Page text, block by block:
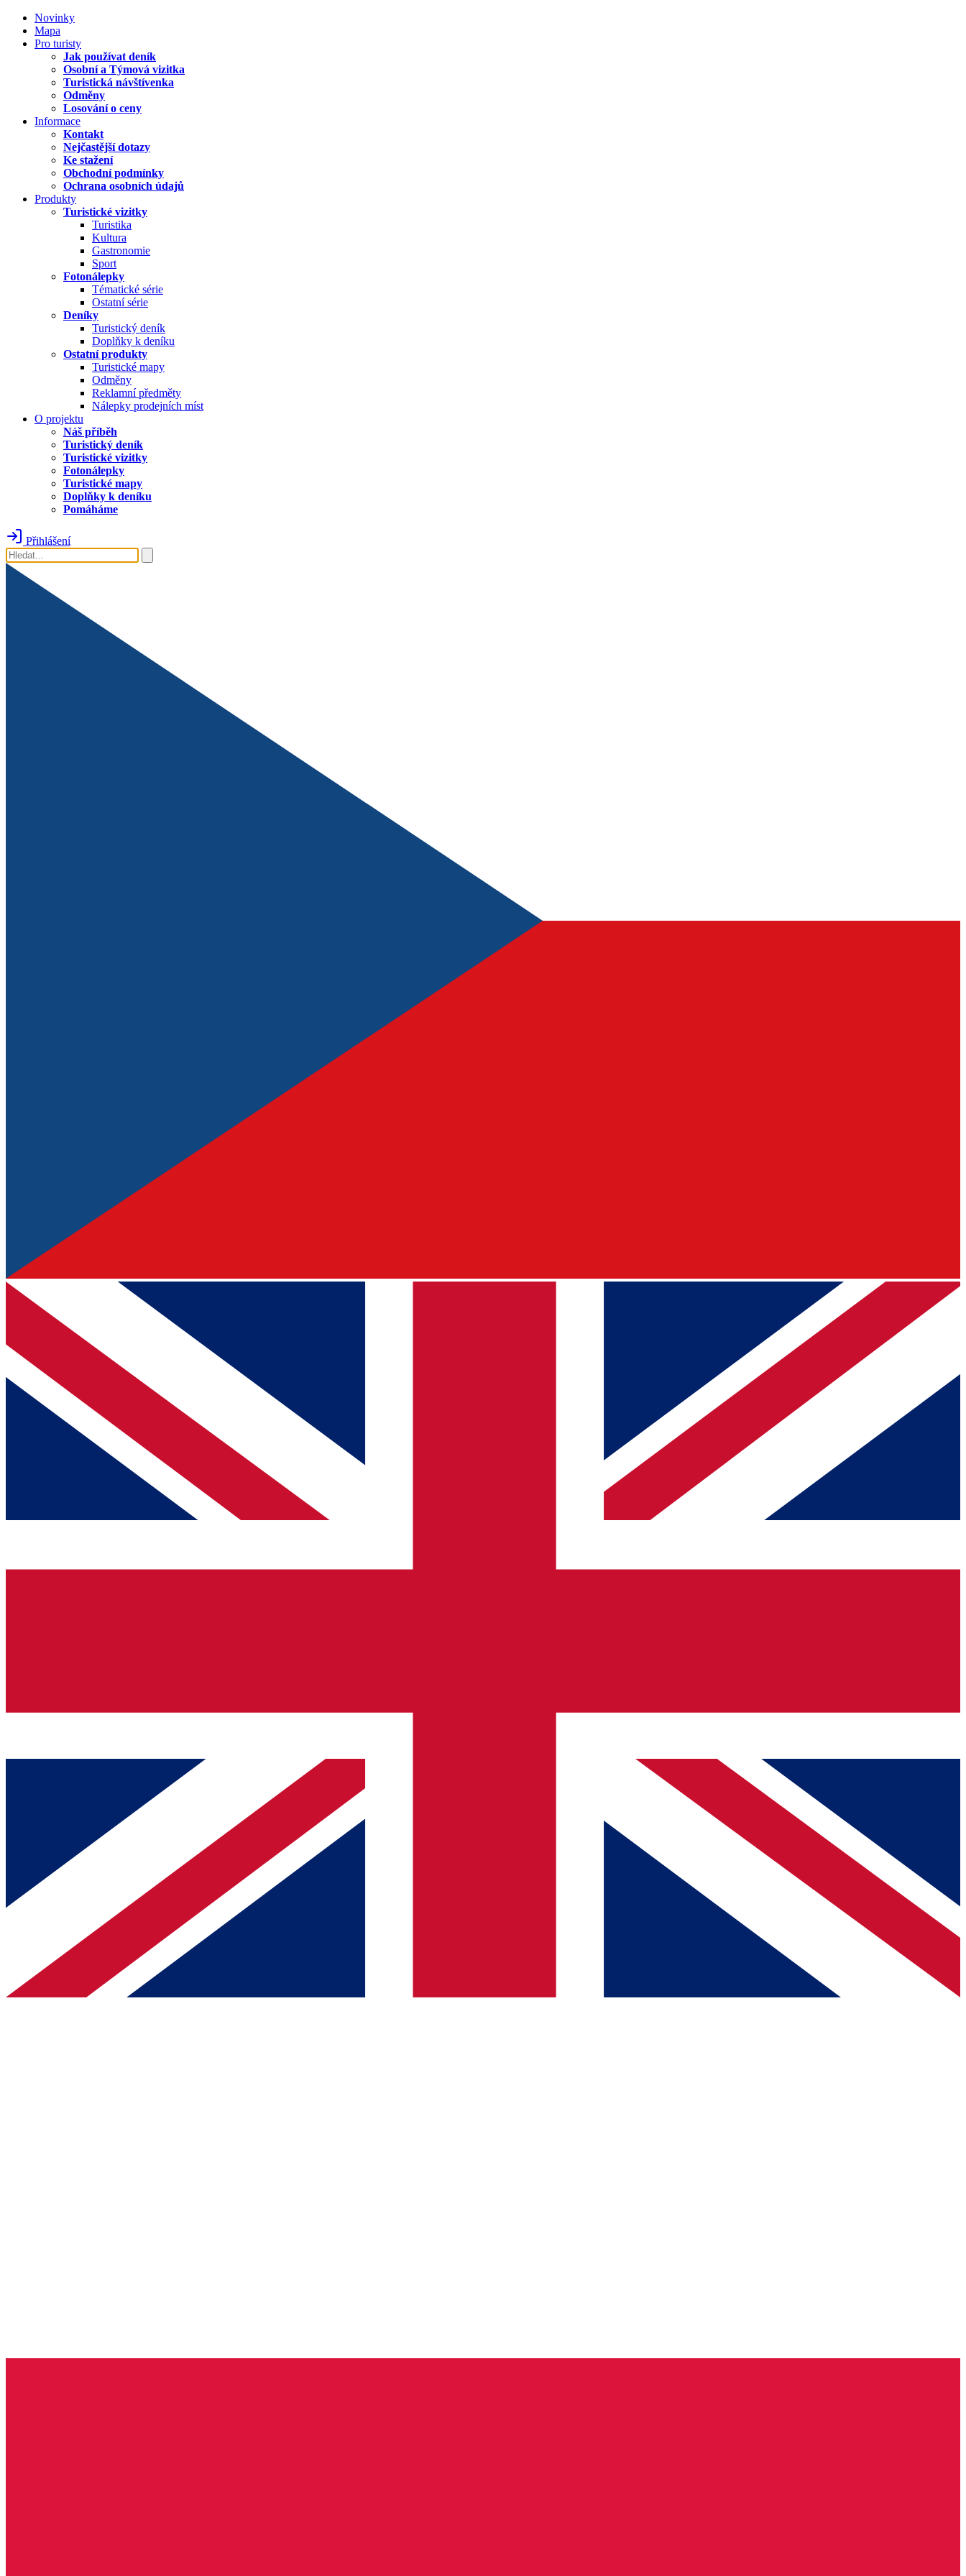
Novinky
Mapa
Pro turisty
Jak používat deník
Osobní a Týmová vizitka
Turistická návštívenka
Odměny
Losování o ceny
Informace
Kontakt
Nejčastější dotazy
Ke stažení
Obchodní podmínky
Ochrana osobních údajů
Produkty
Turistické vizitky
Turistika
Kultura
Gastronomie
Sport
Fotonálepky
Tématické série
Ostatní série
Deníky
Turistický deník
Doplňky k deníku
Ostatní produkty
Turistické mapy
Odměny
Reklamní předměty
Nálepky prodejních míst
O projektu
Náš příběh
Turistický deník
Turistické vizitky
Fotonálepky
Turistické mapy
Doplňky k deníku
Pomáháme
Přihlášení